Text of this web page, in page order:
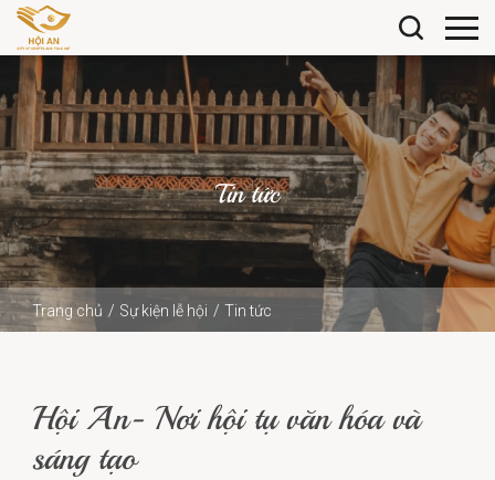
Tin tức
Trang chủ Sự kiện lễ hội
Tin tức
Hội An- Nơi hội tụ văn hóa và
sáng tạo